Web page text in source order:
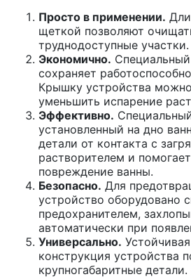
Просто в применении.
щеткой позволяют
труднодоступные участки.
Экономично.
сохраняет
Крышку устройства
уменьшить испарение
Эффективно.
установленный на дно
детали от контакта с
растворителем и
повреждение ванны.
Безопасно. Для
устройство оборудовано
предохранителем,
автоматически при
Универсально.
конструкция устройства
крупногабаритные детали.